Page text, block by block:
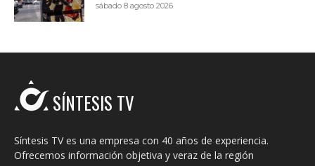
sábado 8 agosto 2026
SÍNTESIS TV
Síntesis TV es una empresa con 40 años de experiencia.
Ofrecemos información objetiva y veraz de la región